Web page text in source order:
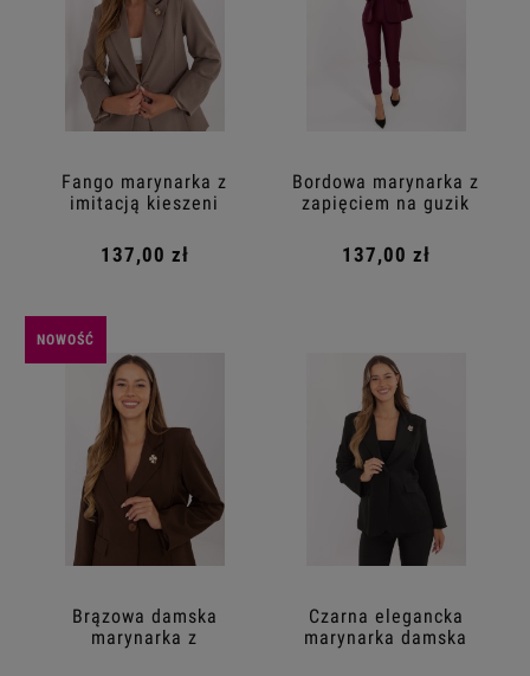
Fango marynarka z
imitacją kieszeni
137,00 zł
Bordowa marynarka z
zapięciem na guzik
137,00 zł
Brązowa damska
marynarka z
NOWOŚĆ
Czarna elegancka
marynarka damska